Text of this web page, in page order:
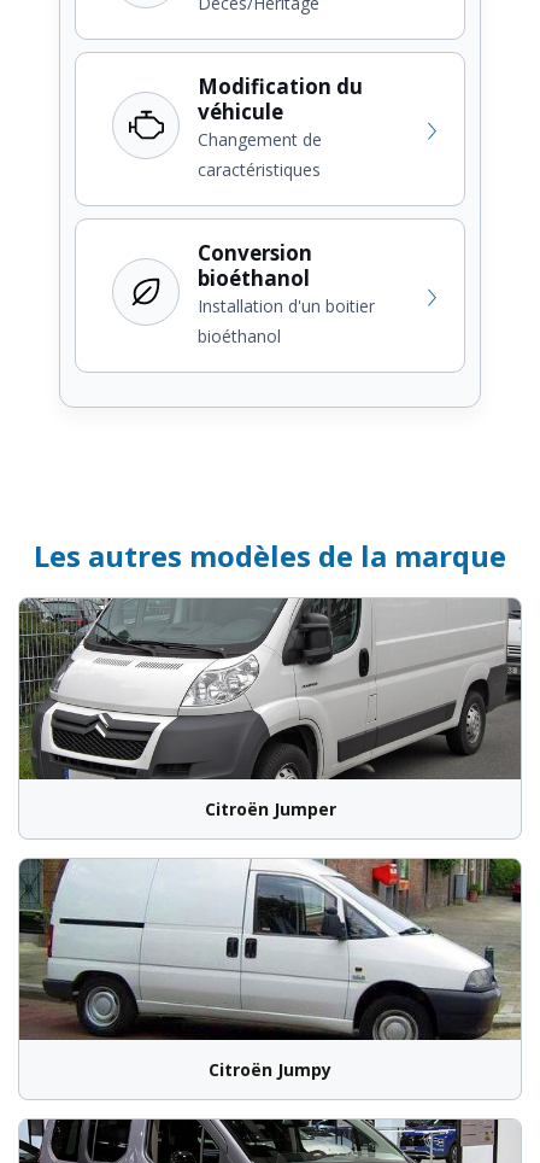
Modification du
véhicule
Changement de
caractéristiques
Conversion
bioéthanol
Installation d'un boitier
bioéthanol
Les autres modèles de la marque
Citroën Jumper
Citroën Jumpy